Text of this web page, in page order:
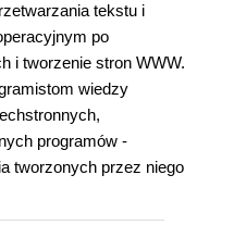
tekstu i
po
i tworzenie stron WWW.
wiedzy
programów -
tworzonych przez niego